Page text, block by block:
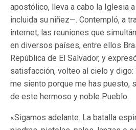
apostólico, lleva a cabo la Iglesia
incluida su niñez—. Contempló, a
internet, las reuniones que
en diversos países, entre ellos
República de El Salvador, y
satisfacción, volteo al cielo y digo:
me siento porque me has puesto,
de este hermoso y noble Pueblo.
«Sigamos adelante. La batalla